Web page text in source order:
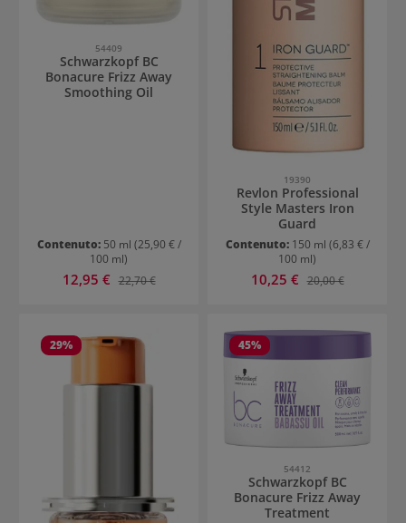
54409
Schwarzkopf BC
Bonacure Frizz Away
Smoothing Oil
Contenuto: 50 ml (25,90 € /
100 ml)
Prezzo di vendita:
12,95 € Prezzo normale:
22,70 €
19390
Revlon Professional
Style Masters Iron
Guard
Contenuto: 150 ml (6,83 € /
100 ml)
Prezzo di vendita:
10,25 € Prezzo normale:
20,00 €
29% 45%
54412
Schwarzkopf BC
Bonacure Frizz Away
Treatment